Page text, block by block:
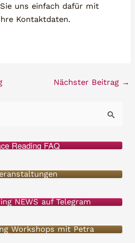
uns einfach dafür mit
Kontaktdaten.
Nächster Beitrag →
Reading FAQ
NEWS auf Telegram
Workshops mit Petra